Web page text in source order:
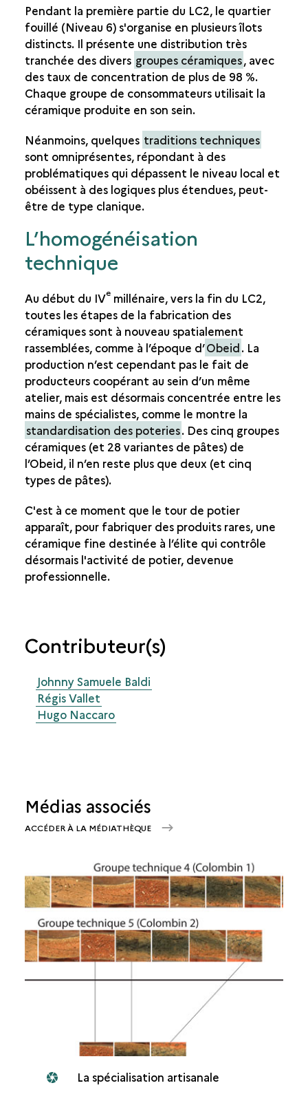
Pendant la première partie du LC2, le quartier
fouillé (Niveau 6) s'organise en plusieurs îlots
distincts. Il présente une distribution très
tranchée des divers groupes céramiques, avec
des taux de concentration de plus de 98 %.
Chaque groupe de consommateurs utilisait la
céramique produite en son sein.
Néanmoins, quelques traditions techniques
sont omniprésentes, répondant à des
problématiques qui dépassent le niveau local et
obéissent à des logiques plus étendues, peut-
être de type clanique.
L’homogénéisation
technique
Au début du IVemillénaire, vers la fin du LC2,
toutes les étapes de la fabrication des
céramiques sont à nouveau spatialement
rassemblées, comme à l’époque d’Obeid. La
production n’est cependant pas le fait de
producteurs coopérant au sein d’un même
atelier, mais est désormais concentrée entre les
mains de spécialistes, comme le montre la
standardisation des poteries. Des cinq groupes
céramiques (et 28 variantes de pâtes) de
l’Obeid, il n’en reste plus que deux (et cinq
types de pâtes).
C'est à ce moment que le tour de potier
apparaît, pour fabriquer des produits rares, une
céramique fine destinée à l’élite qui contrôle
désormais l'activité de potier, devenue
professionnelle.
Contributeur(s)
Johnny Samuele Baldi
Régis Vallet
Hugo Naccaro
Médias associés
ACCÉDER À LA MÉDIATHÈQUE
La spécialisation artisanale